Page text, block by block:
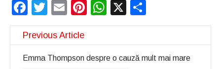
Facebook
Twitter
EmailPinterest
WhatsApp
X
Previous Article
Emma Thompson despre o cauză mult mai mare